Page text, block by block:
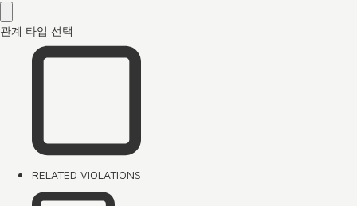
관계 타입 선택
RELATED VIOLATIONS